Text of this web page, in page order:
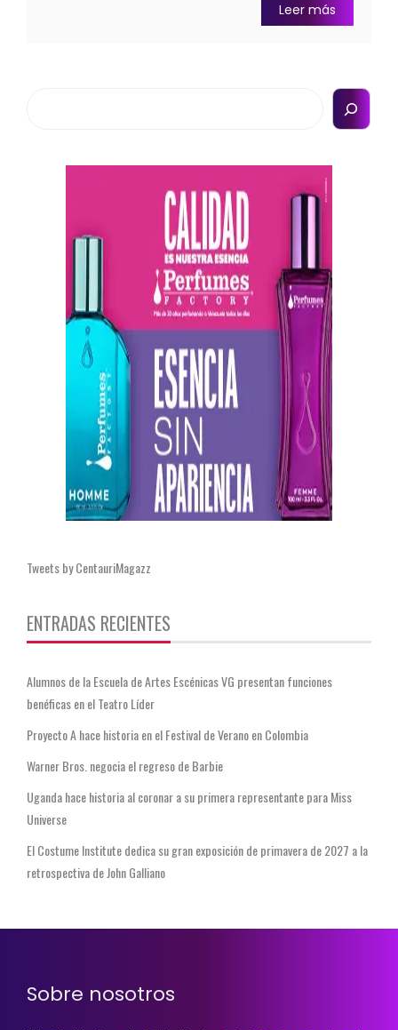
Leer más
Tweets by CentauriMagazz
ENTRADAS RECIENTES
Alumnos de la Escuela de Artes Escénicas VG presentan funciones
benéficas en el Teatro Líder
Proyecto A hace historia en el Festival de Verano en Colombia
Warner Bros. negocia el regreso de Barbie
Uganda hace historia al coronar a su primera representante para Miss
Universe
El Costume Institute dedica su gran exposición de primavera de 2027 a la
retrospectiva de John Galliano
Sobre nosotros